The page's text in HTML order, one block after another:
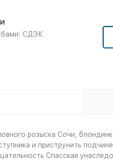
СДЭК
розыска Сочи,
и приструнить
Спасская